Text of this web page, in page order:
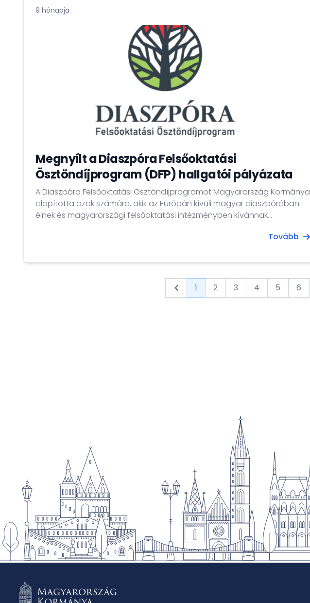
9 hónapja
Megnyílt a Diaszpóra Felsőoktatási
Ösztöndíjprogram (DFP) hallgatói pályázata
A Diaszpóra Felsőoktatási Ösztöndíjprogramot Magyarország Kormánya
alapította azok számára, akik az Európán kívüli magyar diaszpórában
élnek és magyarországi felsőoktatási intézményben kívánnak
Tovább
1 2 3 4 5 6